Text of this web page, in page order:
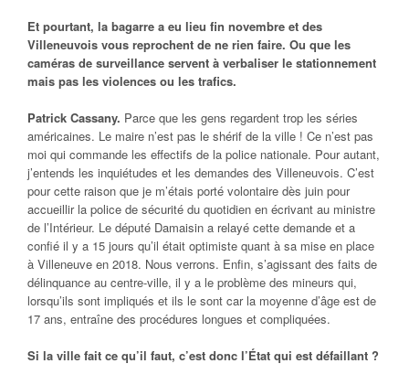
Et pourtant, la bagarre a eu lieu fin novembre et des
Villeneuvois vous reprochent de ne rien faire. Ou que les
caméras de surveillance servent à verbaliser le stationnement
mais pas les violences ou les trafics.
Patrick Cassany. Parce que les gens regardent trop les séries
américaines. Le maire n’est pas le shérif de la ville ! Ce n’est pas
moi qui commande les effectifs de la police nationale. Pour autant,
j’entends les inquiétudes et les demandes des Villeneuvois. C’est
pour cette raison que je m’étais porté volontaire dès juin pour
accueillir la police de sécurité du quotidien en écrivant au ministre
de l’Intérieur. Le député Damaisin a relayé cette demande et a
confié il y a 15 jours qu’il était optimiste quant à sa mise en place
à Villeneuve en 2018. Nous verrons. Enfin, s’agissant des faits de
délinquance au centre-ville, il y a le problème des mineurs qui,
lorsqu’ils sont impliqués et ils le sont car la moyenne d’âge est de
17 ans, entraîne des procédures longues et compliquées.
Si la ville fait ce qu’il faut, c’est donc l’État qui est défaillant ?